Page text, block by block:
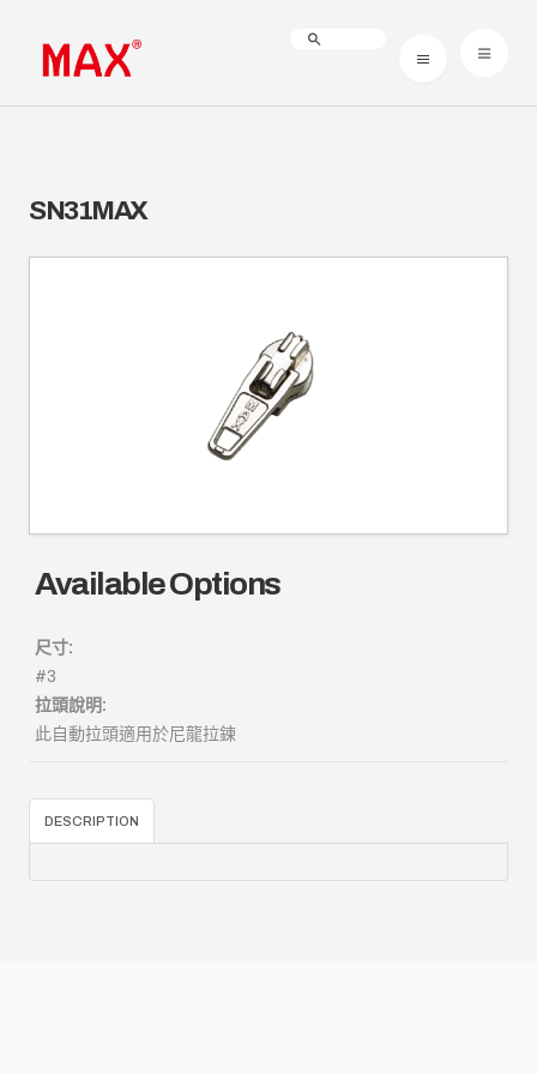
SN31MAX
Available Options
尺寸:
#3
拉頭說明:
此自動拉頭適用於尼龍拉鍊
DESCRIPTION